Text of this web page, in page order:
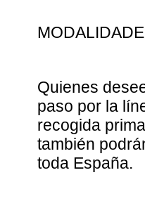
Quienes
paso por la
recogida
también
toda España.